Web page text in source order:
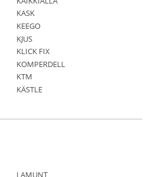
KASK
KEEGO
KJUS
KLICK FIX
KOMPERDELL
KTM
KÄSTLE